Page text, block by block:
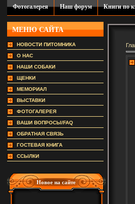
Фотогалерея Наш форум Книги по
МЕНЮ САЙТА
НОВОСТИ ПИТОМНИКА
О НАС
НАШИ СОБАКИ
ЩЕНКИ
МЕМОРИАЛ
ВЫСТАВКИ
ФОТОГАЛЕРЕЯ
ВАШИ ВОПРОСЫ/FAQ
ОБРАТНАЯ СВЯЗЬ
ГОСТЕВАЯ КНИГА
ССЫЛКИ
Новое на сайте